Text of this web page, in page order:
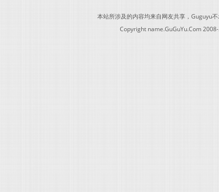
本站所涉及的内容均来自网友共享，Guguyu
Copyright name.GuGuYu.Com